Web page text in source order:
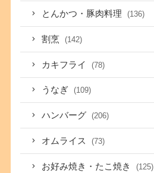
とんかつ・豚肉料理 (136)
割烹 (142)
カキフライ (78)
うなぎ (109)
ハンバーグ (206)
オムライス (73)
お好み焼き・たこ焼き (125)